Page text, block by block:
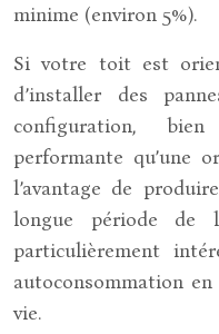
minime (environ 5%).
Si votre toit est
d’installer des
configuration,
performante qu’une
l’avantage de
longue période de
particulièrement
autoconsommation
vie.